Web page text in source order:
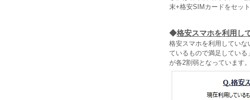
末+格安SIMカードをセッ
◆格安スマホを利用し
格安スマホを利用してい
ているもので満足している
が各2割弱となっています。